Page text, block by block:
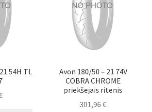
54H TL
Avon 180/50 – 21 74V
COBRA CHROME
priekšejais ritenis
301,96€